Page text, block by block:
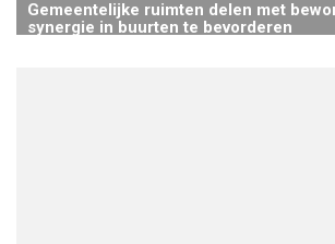
Gemeentelijke ruimten delen met
synergie in buurten te bevorderen